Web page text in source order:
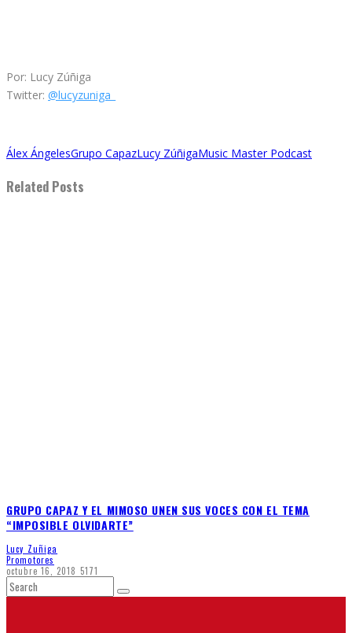
Por: Lucy Zúñiga
Twitter: @lucyzuniga_
Álex ÁngelesGrupo CapazLucy ZúñigaMusic Master Podcast
Related Posts
GRUPO CAPAZ Y EL MIMOSO UNEN SUS VOCES CON EL TEMA
“IMPOSIBLE OLVIDARTE”
Lucy Zuñiga
Promotores
octubre 16, 2018 5171